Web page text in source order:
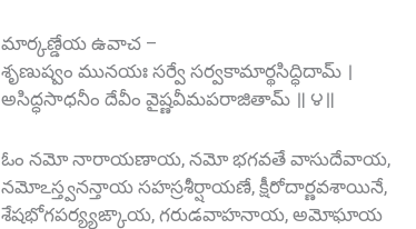
మార్కణ్డేయ ఉవాచ –
శృణుష్వం మునయః సర్వే సర్వకామార్థసిద్ధిదామ్ ।
అసిద్ధసాధనీం దేవీం వైష్ణవీమపరాజితామ్ ॥ ౪॥
ఓం నమో నారాయణాయ, నమో భగవతే వాసుదేవాయ,
నమోఽస్త్వనన్తాయ సహస్రశీర్షాయణే, క్షీరోదార్ణవశాయినే,
శేషభోగపర్య్యఙ్కాయ, గరుడవాహనాయ, అమోఘాయ